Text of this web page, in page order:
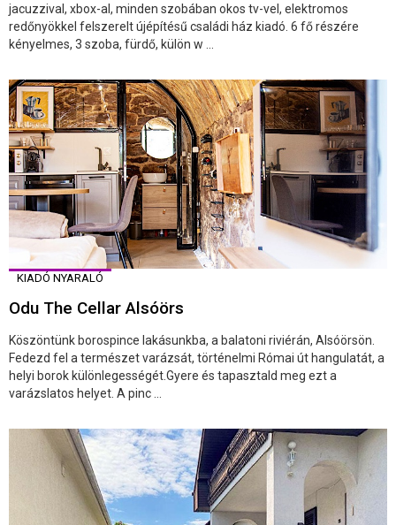
jacuzzival, xbox-al, minden szobában okos tv-vel, elektromos
redőnyökkel felszerelt újépítésű családi ház kiadó. 6 fő részére
kényelmes, 3 szoba, fürdő, külön w ...
KIADÓ NYARALÓ
Odu The Cellar Alsóörs
Köszöntünk borospince lakásunkba, a balatoni riviérán, Alsóörsön.
Fedezd fel a természet varázsát, történelmi Római út hangulatát, a
helyi borok különlegességét.Gyere és tapasztald meg ezt a
varázslatos helyet. A pinc ...